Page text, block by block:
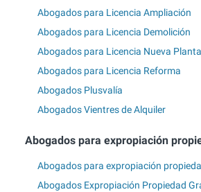
Abogados para Licencia Ampliación
Abogados para Licencia Demolición
Abogados para Licencia Nueva Planta
Abogados para Licencia Reforma
Abogados Plusvalía
Abogados Vientres de Alquiler
Abogados para expropiación
Abogados para expropiación
Abogados Expropiación Propiedad